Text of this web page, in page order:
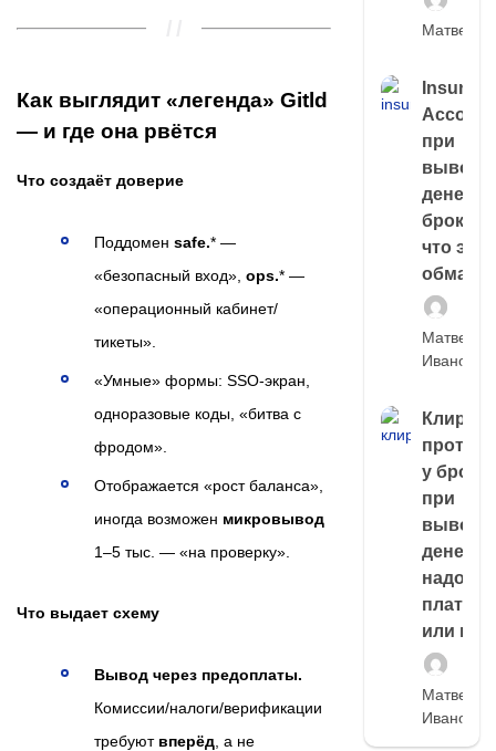
Как выглядит «легенда» Gitld
— и где она рвётся
Что создаёт доверие
Поддомен safe.* —
«безопасный вход», ops.* —
«операционный кабинет/
тикеты».
«Умные» формы: SSO-экран,
одноразовые коды, «битва с
фродом».
Отображается «рост баланса»,
иногда возможен микровывод
1–5 тыс. — «на проверку».
Что выдает схему
Вывод через предоплаты.
Комиссии/налоги/верификации
требуют вперёд , а не
Матвей
Account
при
выводе
денег у
что это,
обман?
Матвей
Иванов
Клиринг
у
при
выводе
денег,
надо
платить
или
Матвей
Иванов